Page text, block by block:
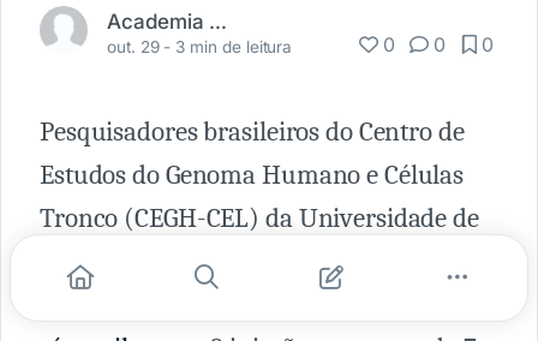
Academia Médica
out. 29 - 3 min de leitura 0 0 0
Pesquisadores brasileiros do Centro de
Estudos do Genoma Humano e Células
Tronco (CEGH-CEL) da Universidade de
São Paulo (USP) demonstraram que a